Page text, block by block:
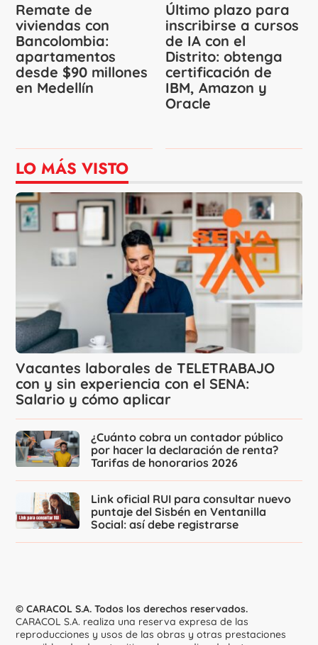
Remate de
viviendas con
Bancolombia:
apartamentos
desde $90 millones
en Medellín
Último plazo para
inscribirse a cursos
de IA con el
Distrito: obtenga
certificación de
IBM, Amazon y
Oracle
LO MÁS VISTO
Vacantes laborales de TELETRABAJO
con y sin experiencia con el SENA:
Salario y cómo aplicar
¿Cuánto cobra un contador público
por hacer la declaración de renta?
Tarifas de honorarios 2026
Link oficial RUI para consultar nuevo
puntaje del Sisbén en Ventanilla
Social: así debe registrarse
© CARACOL S.A. Todos los derechos reservados.
CARACOL S.A. realiza una reserva expresa de las
reproducciones y usos de las obras y otras prestaciones